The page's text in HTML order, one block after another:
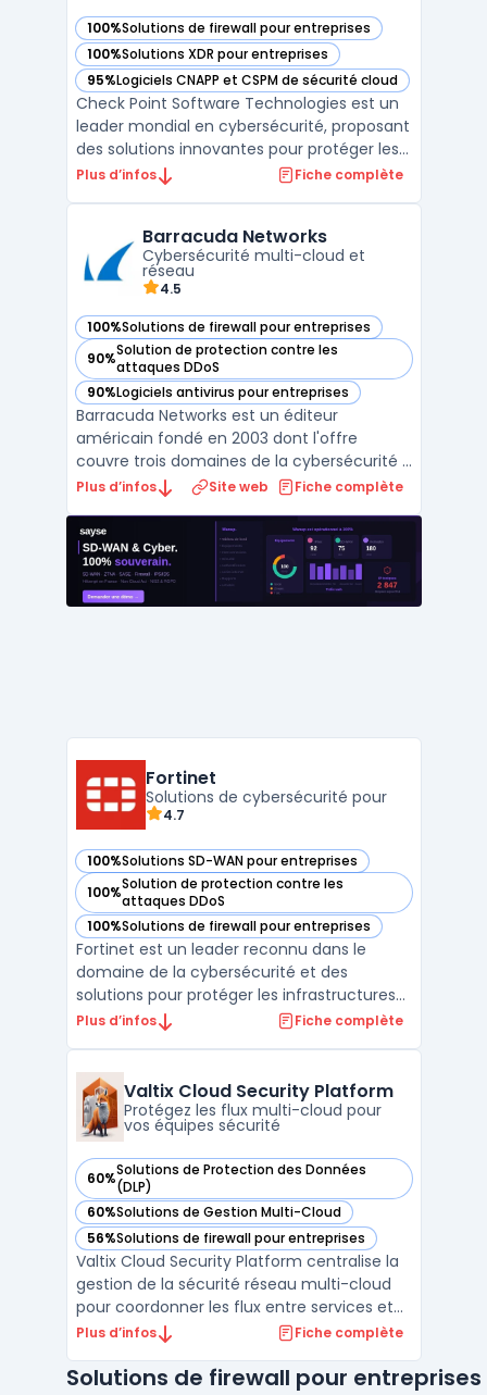
100%Solutions de firewall pour entreprises
— voir Check Point Software dans cette catégorie
100%Solutions XDR pour entreprises
— voir Check Point Software dans cette catégorie
95%Logiciels CNAPP et CSPM de sécurité cloud
— voir Check Point Software dans cette catégorie
Check Point Software Technologies est un
leader mondial en cybersécurité, proposant
des solutions innovantes pour protéger les
entreprises contre les cybermenaces de
protection complète pour les réseaux, le
cloud, et les appa ...
Plus d’infos Fiche complète
Barracuda Networks
Cybersécurité multi-cloud et
réseau
4.5
100%Solutions de firewall pour entreprises
— voir Barracuda Networks dans cette catégorie
90%Solution de protection contre les
attaques DDoS
— voir Barracuda Networks dans cette catégorie
90%Logiciels antivirus pour entreprises
— voir Barracuda Networks dans cette catégorie
Barracuda Networks est un éditeur
américain fondé en 2003 dont l'offre
couvre trois domaines de la cybersécurité :
email security, protection des applications
données. La plateforme BarracudaONE
regroupe l'ensemble des produits sous une
console d'administration unif ...
Plus d’infos Site web Fiche complète
Fortinet
Solutions de cybersécurité pour
4.7
100%Solutions SD-WAN pour entreprises
— voir Fortinet dans cette catégorie
100%Solution de protection contre les
attaques DDoS
— voir Fortinet dans cette catégorie
100%Solutions de firewall pour entreprises
— voir Fortinet dans cette catégorie
Fortinet est un leader reconnu dans le
domaine de la cybersécurité et des
solutions pour protéger les infrastructures
numériques des entreprises. Avec son
cloud, et des terminaux, tout en assurant la
conformité et la perfo ...
Plus d’infos Fiche complète
Valtix Cloud Security Platform
Protégez les flux multi-cloud pour
vos équipes sécurité
60%Solutions de Protection des Données
(DLP)
— voir Valtix Cloud Security Platform dans cette catégorie
60%Solutions de Gestion Multi-Cloud
— voir Valtix Cloud Security Platform dans cette catégorie
56%Solutions de firewall pour entreprises
— voir Valtix Cloud Security Platform dans cette catégorie
Valtix Cloud Security Platform centralise la
gestion de la sécurité réseau multi-cloud
pour coordonner les flux entre services et
applications hébergés dans le cloud. Ce
sécurité dans des environnements multi-
Plus d’infos Fiche complète
Solutions de firewall pour entreprises